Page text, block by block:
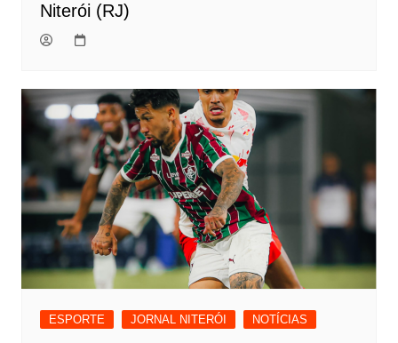
Niterói (RJ)
ESPORTE JORNAL NITERÓI NOTÍCIAS